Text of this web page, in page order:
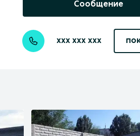
Сообщение
xxx xxx xxx